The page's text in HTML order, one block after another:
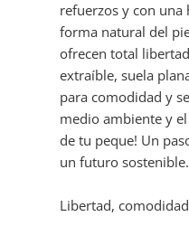
refuerzos y con una
forma natural del
ofrecen total
extraíble, suela
para comodidad y
medio ambiente y
de tu peque! Un
un futuro sostenible.
Libertad,